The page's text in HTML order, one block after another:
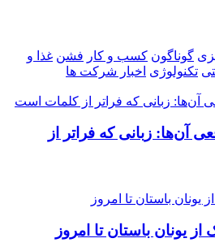
گوناگون کسب و کار فشن غذا و
تکنولوژی اخبار شرکت ها
آن‌ها: زبانی که فراتر از
یونان باستان تا امروز